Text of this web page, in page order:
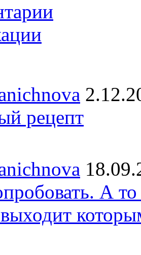
рецепт
А